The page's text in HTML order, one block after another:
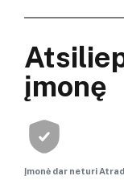
įmonę
Įmonė dar neturi